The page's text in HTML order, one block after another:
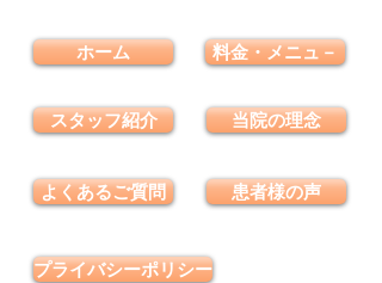
ホーム
スタッフ紹介
よくあるご質問
料金・メニュ－
当院の理念
患者様の声
プライバシーポリシー